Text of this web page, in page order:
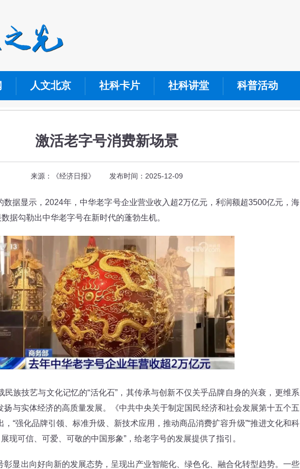
人文北京 社科卡片 社科讲堂 科普活动
激活老字号消费新场景
来源：《经济日报》 发布时间：2025-12-09
显示，2024年，中华老字号企业营业收入超2万亿元，利润额超3500亿元，海
据勾勒出中华老字号在新时代的蓬勃生机。
技艺与文化记忆的“活化石”，其传承与创新不仅关乎品牌自身的兴衰，更维系
扬与实体经济的高质量发展。《中共中央关于制定国民经济和社会发展第十五个五
“强化品牌引领、标准升级、新技术应用，推动商品消费扩容升级”“推进文化和科
现可信、可爱、可敬的中国形象”，给老字号的发展提供了指引。
出向好向新的发展态势，呈现出产业智能化、绿色化、融合化转型趋势。一些